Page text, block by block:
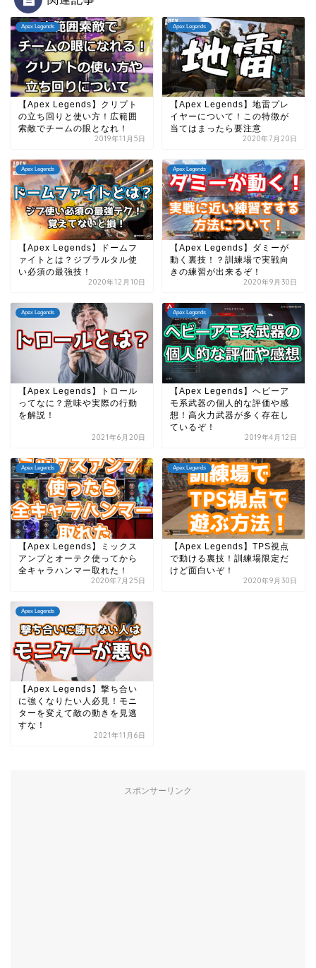
Apex Legends
【Apex Legends】クリプト
の立ち回りと使い方！広範囲
索敵でチームの眼となれ！
2019年11月5日
Apex Legends
【Apex Legends】地雷プレ
イヤーについて！この特徴が
当てはまったら要注意
2020年7月20日
Apex Legends
【Apex Legends】ドームフ
ァイトとは？ジブラルタル使
い必須の最強技！
2020年12月10日
Apex Legends
【Apex Legends】ダミーが
動く裏技！？訓練場で実戦向
きの練習が出来るぞ！
2020年9月30日
Apex Legends
【Apex Legends】トロール
ってなに？意味や実際の行動
を解説！
2021年6月20日
Apex Legends
【Apex Legends】ヘビーア
モ系武器の個人的な評価や感
想！高火力武器が多く存在し
ているぞ！
2019年4月12日
Apex Legends
【Apex Legends】ミックス
アンプとオーテク使ってから
全キャラハンマー取れた！
2020年7月25日
Apex Legends
【Apex Legends】TPS視点
で動ける裏技！訓練場限定だ
けど面白いぞ！
2020年9月30日
Apex Legends
【Apex Legends】撃ち合い
に強くなりたい人必見！モニ
ターを変えて敵の動きを見逃
すな！
2021年11月6日
スポンサーリンク